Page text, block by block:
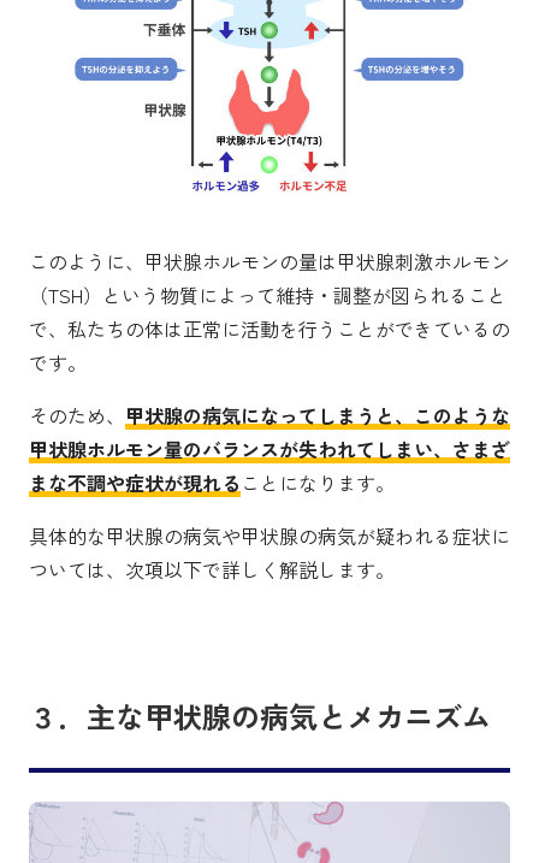
このように、甲状腺ホルモンの量は甲状腺刺激ホルモン
（TSH）という物質によって維持・調整が図られること
で、私たちの体は正常に活動を行うことができているの
です。
そのため、 甲状腺の病気になってしまうと、このような
甲状腺ホルモン量のバランスが失われてしまい、さまざ
まな不調や症状が現れる ことになります。
具体的な甲状腺の病気や甲状腺の病気が疑われる症状に
ついては、次項以下で詳しく解説します。
３．主な甲状腺の病気とメカニズム